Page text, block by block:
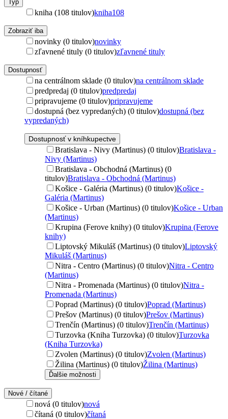
Typ
kniha (108 titulov)kniha108
Zobraziť iba
novinky (0 titulov)novinky
zľavnené tituly (0 titulov)zľavnené tituly
Dostupnosť
na centrálnom sklade (0 titulov)na centrálnom sklade
predpredaj (0 titulov)predpredaj
pripravujeme (0 titulov)pripravujeme
dostupná (bez vypredaných) (0 titulov)dostupná (bez
vypredaných)
Dostupnosť v kníhkupectve
Bratislava - Nivy (Martinus) (0 titulov)Bratislava -
Nivy (Martinus)
Bratislava - Obchodná (Martinus) (0
titulov)Bratislava - Obchodná (Martinus)
Košice - Galéria (Martinus) (0 titulov)Košice -
Galéria (Martinus)
Košice - Urban (Martinus) (0 titulov)Košice - Urban
(Martinus)
Krupina (Ferove knihy) (0 titulov)Krupina (Ferove
knihy)
Liptovský Mikuláš (Martinus) (0 titulov)Liptovský
Mikuláš (Martinus)
Nitra - Centro (Martinus) (0 titulov)Nitra - Centro
(Martinus)
Nitra - Promenada (Martinus) (0 titulov)Nitra -
Promenada (Martinus)
Poprad (Martinus) (0 titulov)Poprad (Martinus)
Prešov (Martinus) (0 titulov)Prešov (Martinus)
Trenčín (Martinus) (0 titulov)Trenčín (Martinus)
Turzovka (Kniha Turzovka) (0 titulov)Turzovka
(Kniha Turzovka)
Zvolen (Martinus) (0 titulov)Zvolen (Martinus)
Žilina (Martinus) (0 titulov)Žilina (Martinus)
Ďalšie možnosti
Nové / čítané
nová (0 titulov)nová
čítaná (0 titulov)čítaná